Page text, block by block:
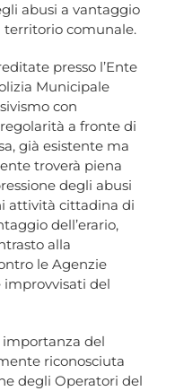
abusi a vantaggio
territorio comunale.
presso l’Ente
Municipale
con
a fronte di
già esistente ma
troverà piena
degli abusi
attività cittadina di
dell’erario,
alla
le Agenzie
del
del
riconosciuta
degli Operatori del